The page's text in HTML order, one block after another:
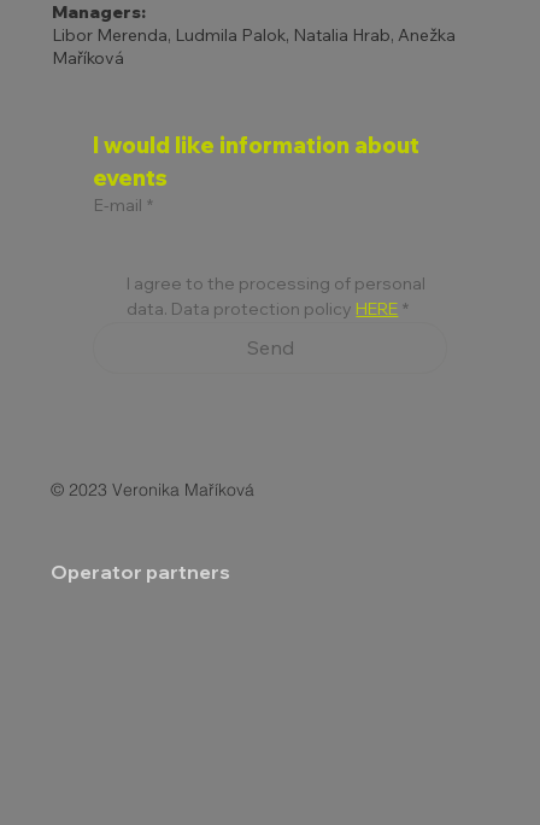
Managers:
Libor Merenda, Ludmila Palok, Natalia Hrab, Anežka
Maříková
I would like information about
events
E-mail *
I agree to the processing of personal
data. Data protection policy HERE *
Send
© 2023 Veronika Maříková
Operator partners